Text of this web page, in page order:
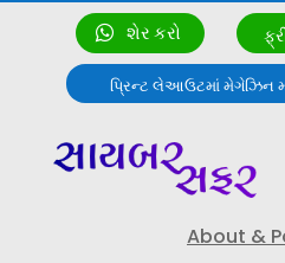
શેર કરો
પ્રિન્ટ લેઆઉટમાં મેગેઝિન
About &